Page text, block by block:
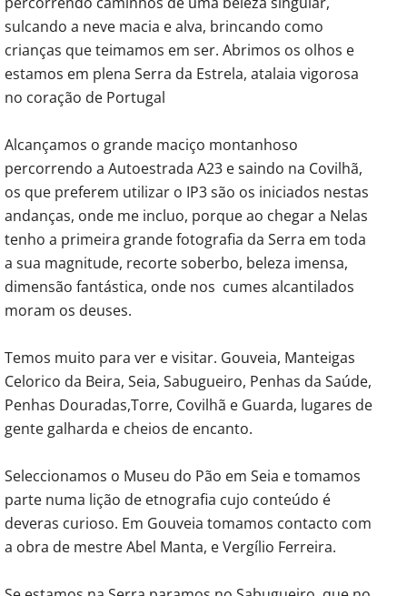
sulcando a neve macia e alva, brincando como
crianças que teimamos em ser. Abrimos os olhos e
estamos em plena Serra da Estrela, atalaia vigorosa
no coração de Portugal
Alcançamos o grande maciço montanhoso
percorrendo a Autoestrada A23 e saindo na Covilhã,
os que preferem utilizar o IP3 são os iniciados nestas
andanças, onde me incluo, porque ao chegar a Nelas
tenho a primeira grande fotografia da Serra em toda
a sua magnitude, recorte soberbo, beleza imensa,
dimensão fantástica, onde nos cumes alcantilados
moram os deuses.
Temos muito para ver e visitar. Gouveia, Manteigas
Celorico da Beira, Seia, Sabugueiro, Penhas da Saúde,
Penhas Douradas,Torre, Covilhã e Guarda, lugares de
gente galharda e cheios de encanto.
Seleccionamos o Museu do Pão em Seia e tomamos
parte numa lição de etnografia cujo conteúdo é
deveras curioso. Em Gouveia tomamos contacto com
a obra de mestre Abel Manta, e Vergílio Ferreira.